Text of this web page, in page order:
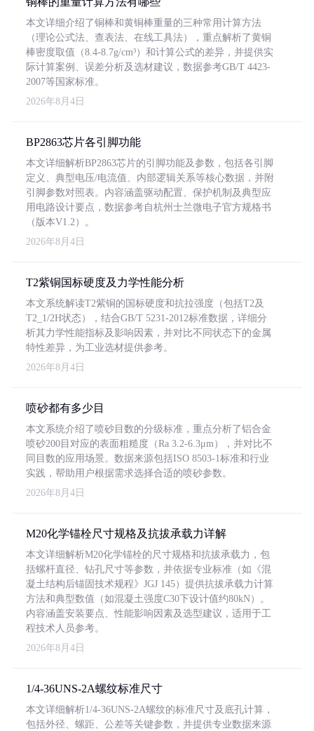
本文详细介绍了铜棒和黄铜棒重量的三种常用计算方法
（理论公式法、查表法、在线工具法），重点解析了黄铜
棒密度取值（8.4-8.7g/cm³）和计算公式的差异，并提供实
际计算案例、误差分析及选材建议，数据参考GB/T 4423-
2007等国家标准。
2026年8月4日
BP2863芯片各引脚功能
本文详细解析BP2863芯片的引脚功能及参数，包括各引脚
定义、典型电压/电流值、内部逻辑关系等核心数据，并附
引脚参数对照表。内容涵盖驱动配置、保护机制及典型应
用电路设计要点，数据参考自杭州士兰微电子官方规格书
（版本V1.2）。
2026年8月4日
T2紫铜国标硬度及力学性能分析
本文系统解读T2紫铜的国标硬度和抗拉强度（包括T2及
T2_1/2H状态），结合GB/T 5231-2012标准数据，详细分
析其力学性能指标及影响因素，并对比不同状态下的金属
特性差异，为工业选材提供参考。
2026年8月4日
喷砂都有多少目
本文系统介绍了喷砂目数的分级标准，重点分析了铝合金
喷砂200目对应的表面粗糙度（Ra 3.2-6.3μm），并对比不
同目数的应用场景。数据来源包括ISO 8503-1标准和行业
实践，帮助用户根据需求选择合适的喷砂参数。
2026年8月4日
M20化学锚栓尺寸规格及抗拔承载力详解
本文详细解析M20化学锚栓的尺寸规格和抗拔承载力，包
括螺杆直径、钻孔尺寸等参数，并依据专业标准（如《混
凝土结构后锚固技术规程》JGJ 145）提供抗拔承载力计算
方法和典型数值（如混凝土强度C30下设计值约80kN）。
内容涵盖安装要点、性能影响因素及选型建议，适用于工
程技术人员参考。
2026年8月4日
1/4-36UNS-2A螺纹标准尺寸
本文详细解析1/4-36UNS-2A螺纹的标准尺寸及底孔计算，
包括外径、螺距、公差等关键参数，并提供专业数据来源